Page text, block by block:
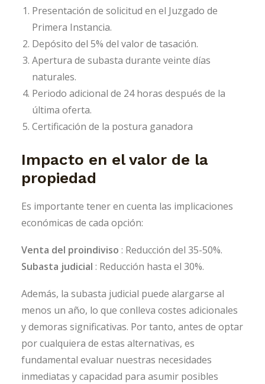
Presentación de solicitud en el Juzgado de
Primera Instancia.
Depósito del 5% del valor de tasación.
Apertura de subasta durante veinte días
naturales.
Periodo adicional de 24 horas después de la
última oferta.
Certificación de la postura ganadora
Impacto en el valor de la
propiedad
Es importante tener en cuenta las implicaciones
económicas de cada opción:
Venta del proindiviso : Reducción del 35-50%.
Subasta judicial : Reducción hasta el 30%.
Además, la subasta judicial puede alargarse al
menos un año, lo que conlleva costes adicionales
y demoras significativas. Por tanto, antes de optar
por cualquiera de estas alternativas, es
fundamental evaluar nuestras necesidades
inmediatas y capacidad para asumir posibles